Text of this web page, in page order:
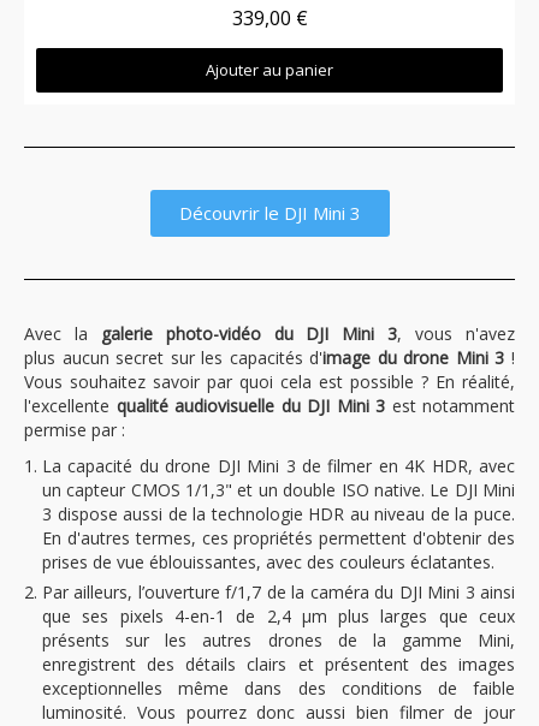
339,00 €
Ajouter au panier
Découvrir le DJI Mini 3
Avec la galerie photo-vidéo du DJI Mini 3, vous n'avez
plus aucun secret sur les capacités d'image du drone Mini 3 !
Vous souhaitez savoir par quoi cela est possible ? En réalité,
l'excellente qualité audiovisuelle du DJI Mini 3 est notamment
permise par :
La capacité du drone DJI Mini 3 de filmer en 4K HDR, avec
un capteur CMOS 1/1,3" et un double ISO native. Le DJI Mini
3 dispose aussi de la technologie HDR au niveau de la puce.
En d'autres termes, ces propriétés permettent d'obtenir des
prises de vue éblouissantes, avec des couleurs éclatantes.
Par ailleurs, l’ouverture f/1,7 de la caméra du DJI Mini 3 ainsi
que ses pixels 4-en-1 de 2,4 μm plus larges que ceux
présents sur les autres drones de la gamme Mini,
enregistrent des détails clairs et présentent des images
exceptionnelles même dans des conditions de faible
luminosité. Vous pourrez donc aussi bien filmer de jour